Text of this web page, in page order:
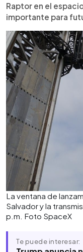
Raptor en el
importante para
La ventana de
Salvador y la
p.m. Foto SpaceX
Te puede interesar: